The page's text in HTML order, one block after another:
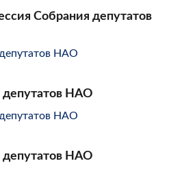
Собрания депутатов
депутатов НАО
депутатов НАО